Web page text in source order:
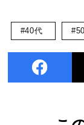
#40代